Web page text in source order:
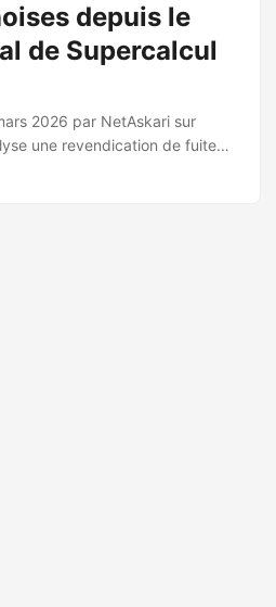
depuis le
de Supercalcul
2026 par NetAskari sur
une revendication de fuite
le National Super Computer